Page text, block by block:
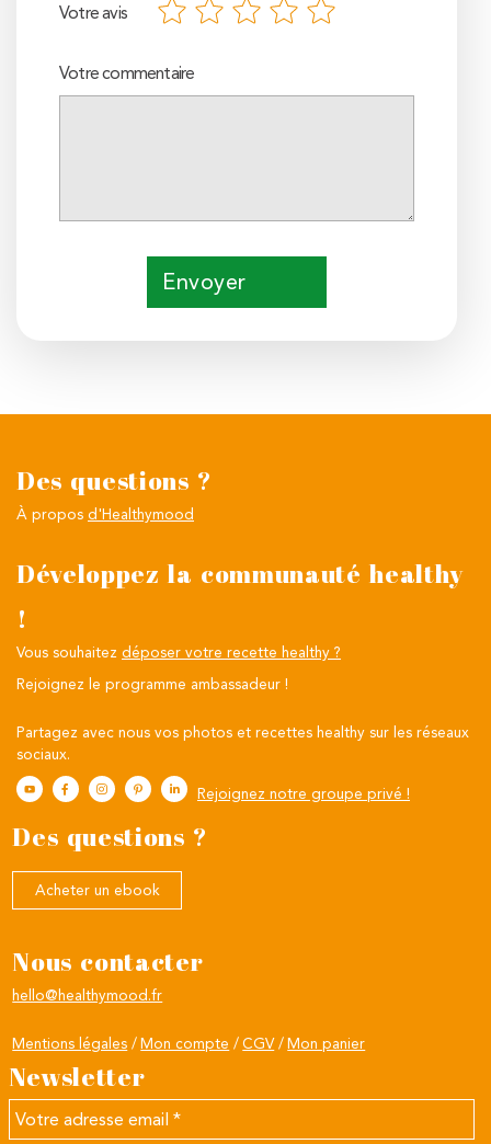
Votre avis
Votre commentaire
Envoyer
Des questions ?
À propos d'Healthymood
Développez la communauté healthy
!
Vous souhaitez déposer votre recette healthy ?
Rejoignez le programme ambassadeur !
Partagez avec nous vos photos et recettes healthy sur les réseaux
sociaux.
Rejoignez notre groupe privé !
Des questions ?
Acheter un ebook
Nous contacter
hello@healthymood.fr
Mentions légales Mon compte CGV Mon panier
Newsletter
Votre